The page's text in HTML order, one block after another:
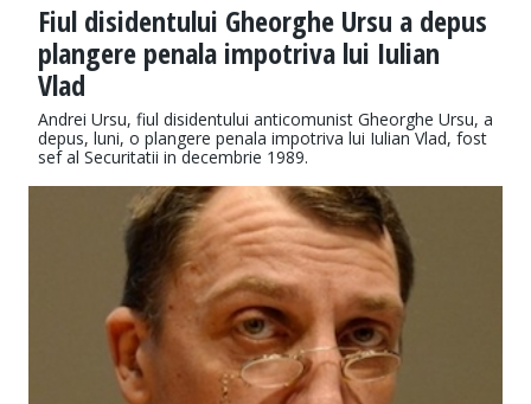
Fiul disidentului Gheorghe Ursu a depus
plangere penala impotriva lui Iulian
Vlad
Andrei Ursu, fiul disidentului anticomunist Gheorghe Ursu, a
depus, luni, o plangere penala impotriva lui Iulian Vlad, fost
sef al Securitatii in decembrie 1989.